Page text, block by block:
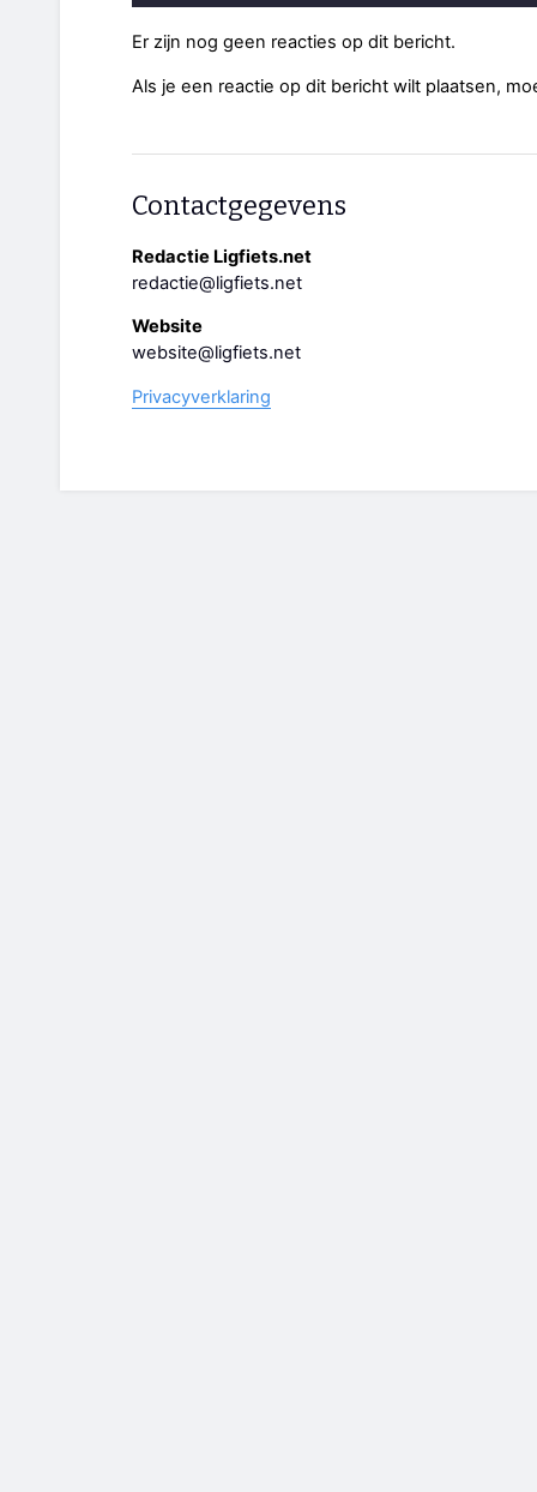
Er zijn nog geen reacties op dit bericht.
Als je een reactie op dit bericht wilt plaatsen,
Contactgegevens
Redactie Ligfiets.net
redactie@ligfiets.net
Website
website@ligfiets.net
Privacyverklaring